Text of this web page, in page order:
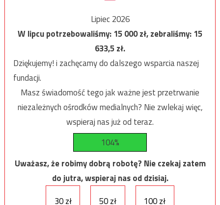
Lipiec 2026
W lipcu potrzebowaliśmy:15 000zł, zebraliśmy:15
633,5zł.
Dziękujemy! i zachęcamy do dalszego wsparcia naszej
fundacji.
Masz świadomość tego jak ważne jest przetrwanie
niezależnych ośrodków medialnych? Nie zwlekaj więc,
wspieraj nas już od teraz.
104%
Uważasz, że robimy dobrą robotę? Nie czekaj zatem
do jutra, wspieraj nas od dzisiaj.
30 zł
50 zł 100 zł